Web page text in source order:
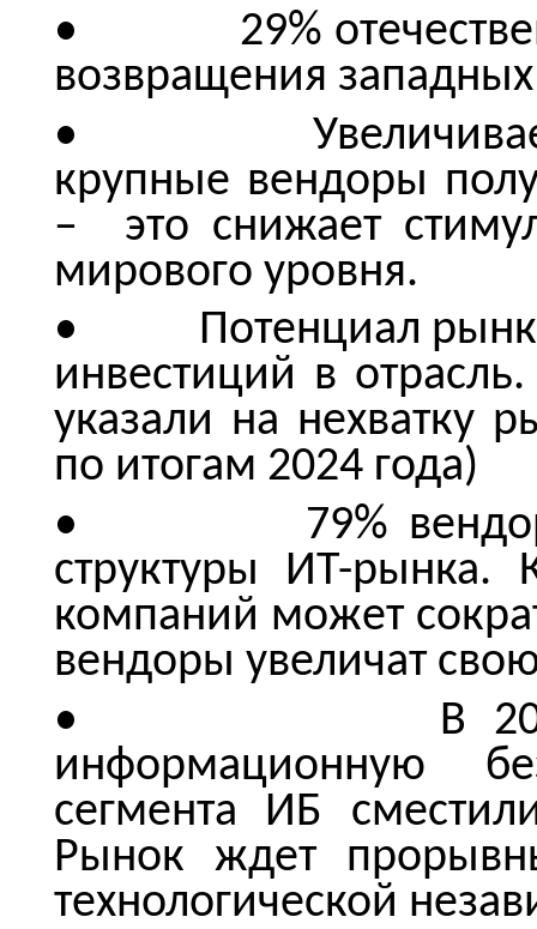
• 29%
возвращения
• Увеличивается
крупные вендоры
– это снижает
мирового уровня.
• Потенциал рынка
инвестиций в
указали на нехватку
по итогам 2024 года)
• 79% вендоров
структуры ИТ-рынка.
компаний может
вендоры увеличат
• В 2025-м
информационную
сегмента ИБ
Рынок ждет
технологической